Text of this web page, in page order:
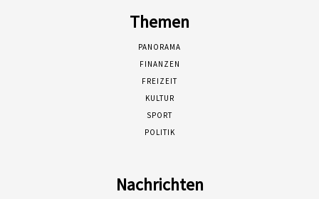
Themen
PANORAMA
FINANZEN
FREIZEIT
KULTUR
SPORT
POLITIK
Nachrichten